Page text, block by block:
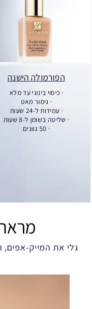
הפורמולה הישנה
· כיסוי בינוני עד מלא
· גימור מאט
· עמידות ל-24 שעות
· שליטה בשומן ל-8 שעות
· 50 גוונים
גלי את המייק-אפים,